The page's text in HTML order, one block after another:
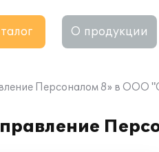
О продукции
Персоналом 8» в